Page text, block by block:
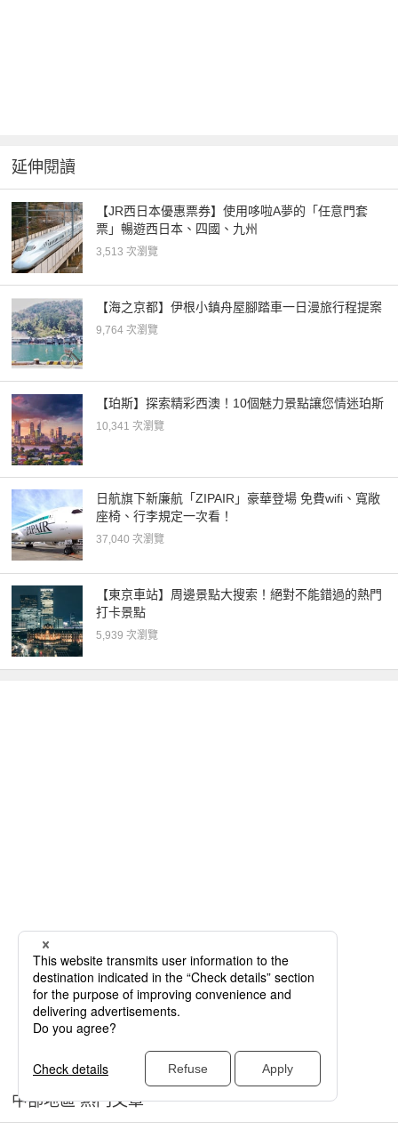
延伸閱讀
【JR西日本優惠票券】使用哆啦A夢的「任意門套
票」暢遊西日本、四國、九州
3,513 次瀏覽
【海之京都】伊根小鎮舟屋腳踏車一日漫旅行程提案
9,764 次瀏覽
【珀斯】探索精彩西澳！10個魅力景點讓您情迷珀斯
10,341 次瀏覽
日航旗下新廉航「ZIPAIR」豪華登場 免費wifi、寬敞
座椅、行李規定一次看！
37,040 次瀏覽
【東京車站】周邊景點大搜索！絕對不能錯過的熱門
打卡景點
5,939 次瀏覽
中部地區 熱門文章